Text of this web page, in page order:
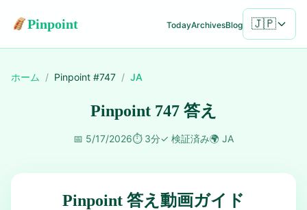
Pinpoint TodayArchivesBlog 🇯🇵
ホーム / Pinpoint #747 / JA
Pinpoint 747 答え
📅 5/17/2026⏱️ 3分✓ 検証済み🌍 JA
Pinpoint 答え動画ガイド